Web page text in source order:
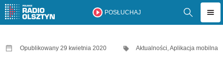
POSŁUCHAJ
Opublikowany 29 kwietnia 2020 Aktualności,Aplikacja mobilna